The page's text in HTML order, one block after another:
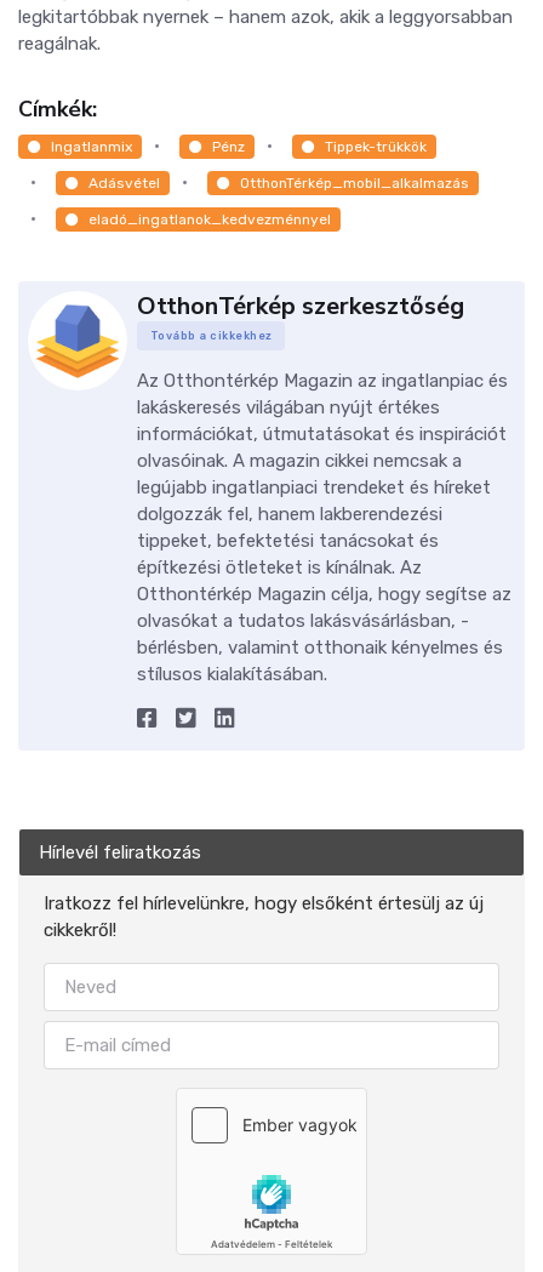
legkitartóbbak nyernek – hanem azok, akik a leggyorsabban
reagálnak.
Címkék:
Ingatlanmix Pénz Tippek-trükkök
Adásvétel OtthonTérkép_mobil_alkalmazás
eladó_ingatlanok_kedvezménnyel
OtthonTérkép szerkesztőség
Tovább a cikkekhez
Az Otthontérkép Magazin az ingatlanpiac és
lakáskeresés világában nyújt értékes
információkat, útmutatásokat és inspirációt
olvasóinak. A magazin cikkei nemcsak a
legújabb ingatlanpiaci trendeket és híreket
dolgozzák fel, hanem lakberendezési
tippeket, befektetési tanácsokat és
építkezési ötleteket is kínálnak. Az
Otthontérkép Magazin célja, hogy segítse az
olvasókat a tudatos lakásvásárlásban, -
bérlésben, valamint otthonaik kényelmes és
stílusos kialakításában.
Hírlevél feliratkozás
Iratkozz fel hírlevelünkre, hogy elsőként értesülj az új
cikkekről!